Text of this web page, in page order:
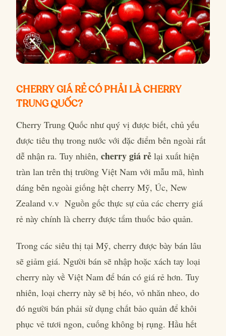
CHERRY GIÁ RẺ CÓ PHẢI LÀ CHERRY
TRUNG QUỐC?
Cherry Trung Quốc như quý vị được biết, chủ yếu
được tiêu thụ trong nước với đặc điểm bên ngoài rất
dễ nhận ra. Tuy nhiên, cherry giá rẻ lại xuất hiện
tràn lan trên thị trường Việt Nam với mẫu mã, hình
dáng bên ngoài giống hệt cherry Mỹ, Úc, New
Zealand v.v Nguồn gốc thực sự của các cherry giá
rẻ này chính là cherry được tẩm thuốc bảo quản.
Trong các siêu thị tại Mỹ, cherry được bày bán lâu
sẽ giảm giá. Người bán sẽ nhập hoặc xách tay loại
cherry này về Việt Nam để bán có giá rẻ hơn. Tuy
nhiên, loại cherry này sẽ bị héo, vỏ nhăn nheo, do
đó người bán phải sử dụng chất bảo quản để khôi
phục vẻ tươi ngon, cuống không bị rụng. Hầu hết